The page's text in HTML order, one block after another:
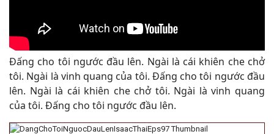
Đấng cho tôi ngước đầu lên. Ngài là cái khiên che chở
tôi. Ngài là vinh quang của tôi. Đấng cho tôi ngước đầu
lên. Ngài là cái khiên che chở tôi. Ngài là vinh quang
của tôi. Đấng cho tôi ngước đầu lên.